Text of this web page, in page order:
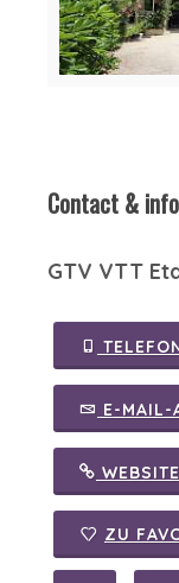
Contact &
GTV VTT
E-MAIL-
WEBSITE
ZU